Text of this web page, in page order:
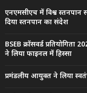
एनएमसीएच में विश्व स्तनपान
दिया स्तनपान का संदेश
BSEB क्रॉसवर्ड प्रतियोगिता
ने लिया फाइनल में हिस्सा
प्रमंडलीय आयुक्त ने लिया